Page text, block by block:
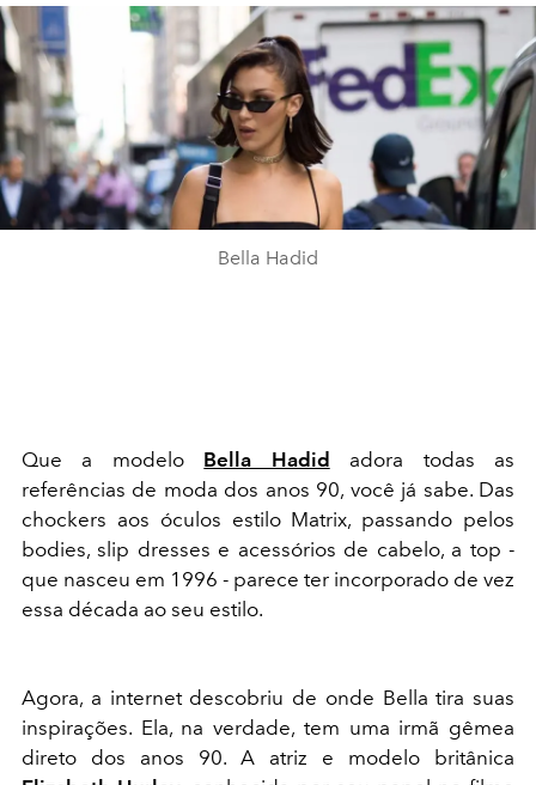
Bella Hadid
Que a modelo Bella Hadid adora todas as
referências de moda dos anos 90, você já sabe. Das
chockers aos óculos estilo Matrix, passando pelos
bodies, slip dresses e acessórios de cabelo, a top -
que nasceu em 1996 - parece ter incorporado de vez
essa década ao seu estilo.
Agora, a internet descobriu de onde Bella tira suas
inspirações. Ela, na verdade, tem uma irmã gêmea
direto dos anos 90. A atriz e modelo britânica